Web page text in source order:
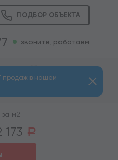
ПОДБОР ОБЪЕКТА
звоните, работаем
м2 :
173 a
продаж в нашем